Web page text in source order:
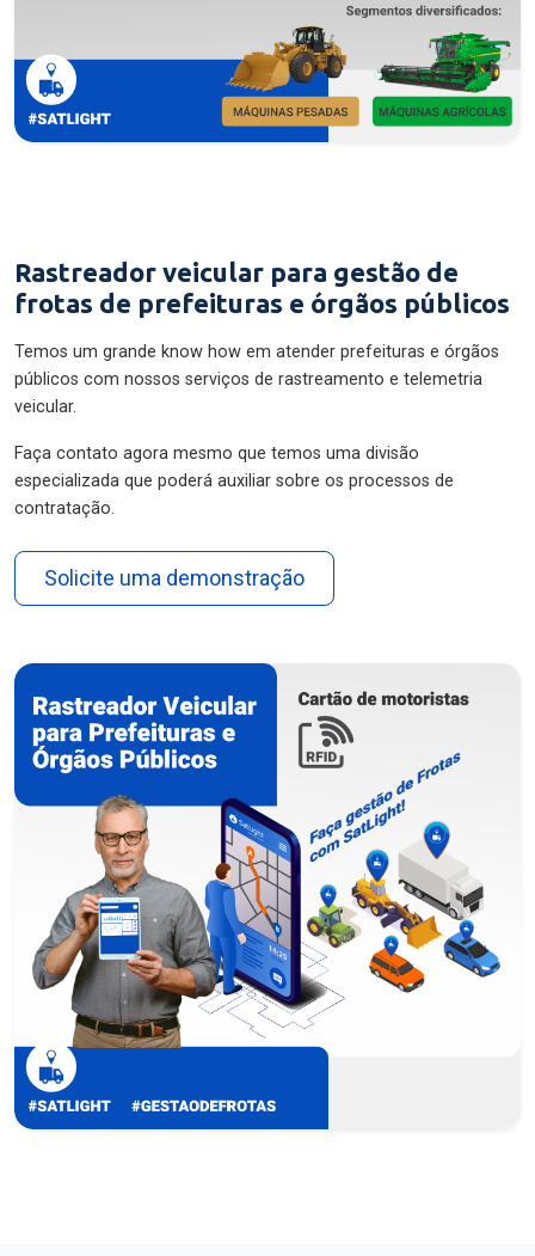
Rastreador veicular para gestão de
frotas de prefeituras e órgãos públicos
Temos um grande know how em atender prefeituras e órgãos
públicos com nossos serviços de rastreamento e telemetria
veicular.
Faça contato agora mesmo que temos uma divisão
especializada que poderá auxiliar sobre os processos de
contratação.
Solicite uma demonstração